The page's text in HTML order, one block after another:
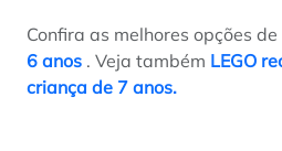
Confira as melhores opções de
6 anos . Veja também LEGO
criança de 7 anos.